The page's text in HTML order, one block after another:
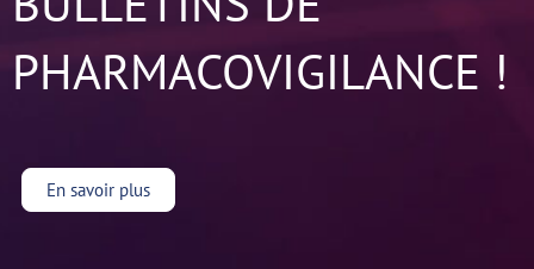
PHARMACOVIGILANCE !
En savoir plus